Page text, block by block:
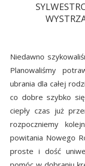
Niedawno
Planowaliśmy
ubrania dla całej
co dobre szybko
ciepły czas już
rozpoczniemy
powitania Nowego
proste i dość